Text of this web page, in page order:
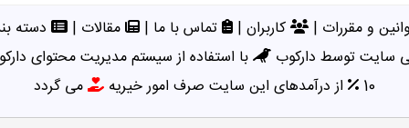
و مقررات | کاربران | تماس با ما | مقالات |
دسته
سایت توسط دارکوب
با استفاده از سیستم مدیریت محتوای
10
از درآمدهای این سایت صرف امور خیریه می گردد